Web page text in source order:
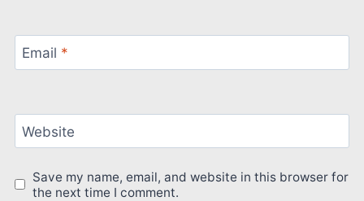
Email *
Website
Save my name, email, and website in this browser for
the next time I comment.